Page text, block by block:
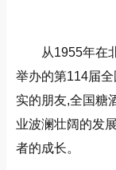
从1955年在
举办的第114届
实的朋友,全国糖
业波澜壮阔的发
者的成长。